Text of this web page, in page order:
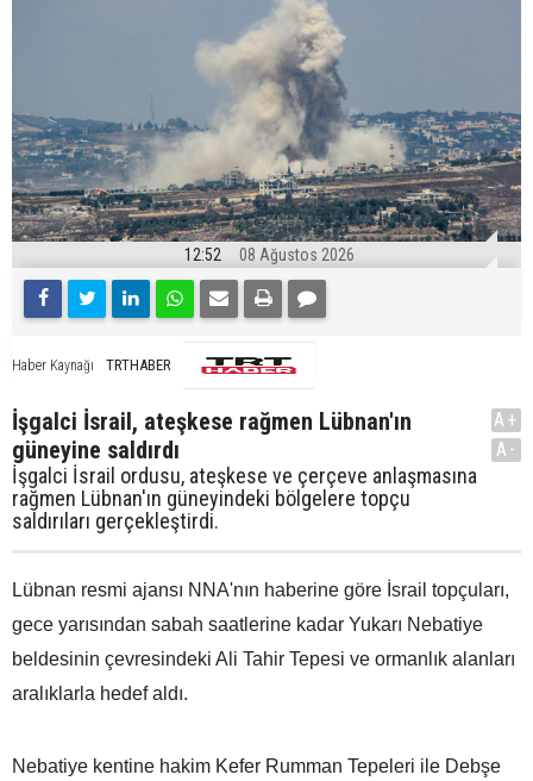
12:52 08 Ağustos 2026
Haber Kaynağı TRTHABER
İşgalci İsrail, ateşkese rağmen Lübnan'ın
güneyine saldırdı
İşgalci İsrail ordusu, ateşkese ve çerçeve anlaşmasına
rağmen Lübnan'ın güneyindeki bölgelere topçu
saldırıları gerçekleştirdi.
A+
A-
Lübnan resmi ajansı NNA'nın haberine göre İsrail topçuları,
gece yarısından sabah saatlerine kadar Yukarı Nebatiye
beldesinin çevresindeki Ali Tahir Tepesi ve ormanlık alanları
aralıklarla hedef aldı.
Nebatiye kentine hakim Kefer Rumman Tepeleri ile Debşe